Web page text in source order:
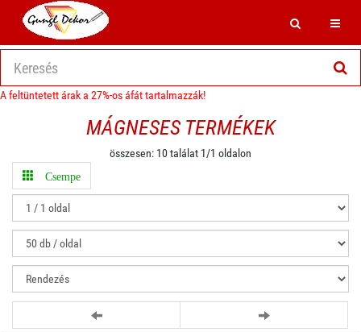
Search
A feltüntetett árak a 27%-os áfát tartalmazzák!
MÁGNESES TERMÉKEK
összesen: 10 találat 1/1 oldalon
Csempe